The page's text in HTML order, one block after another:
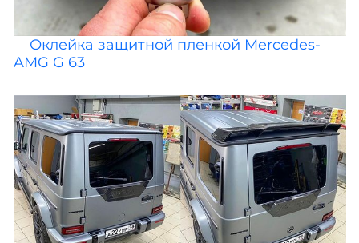
Оклейка защитной пленкой Mercedes-
AMG G 63